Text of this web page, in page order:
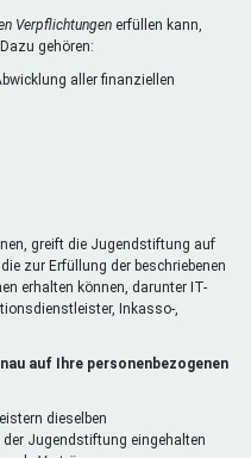
Verpflichtungen erfüllen kann,
gehören:
aller finanziellen
greift die Jugendstiftung auf
zur Erfüllung der beschriebenen
erhalten können, darunter IT-
Inkasso-,
auf Ihre personenbezogenen
dieselben
Jugendstiftung eingehalten